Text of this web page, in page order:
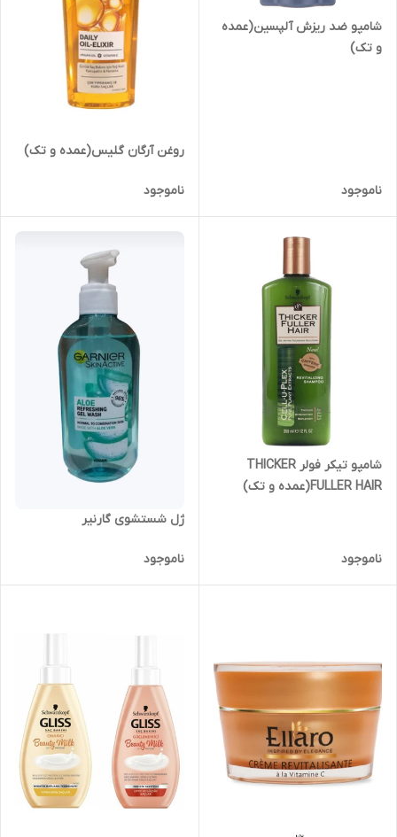
شامپو ضد ریزش آلپسین(عمده
و تک)
ناموجود
روغن آرگان گلیس(عمده و تک)
ناموجود
شامپو تیکر فولر THICKER
FULLER HAIR(عمده و تک)
ناموجود
ژل شستشوی گارنیر
ناموجود